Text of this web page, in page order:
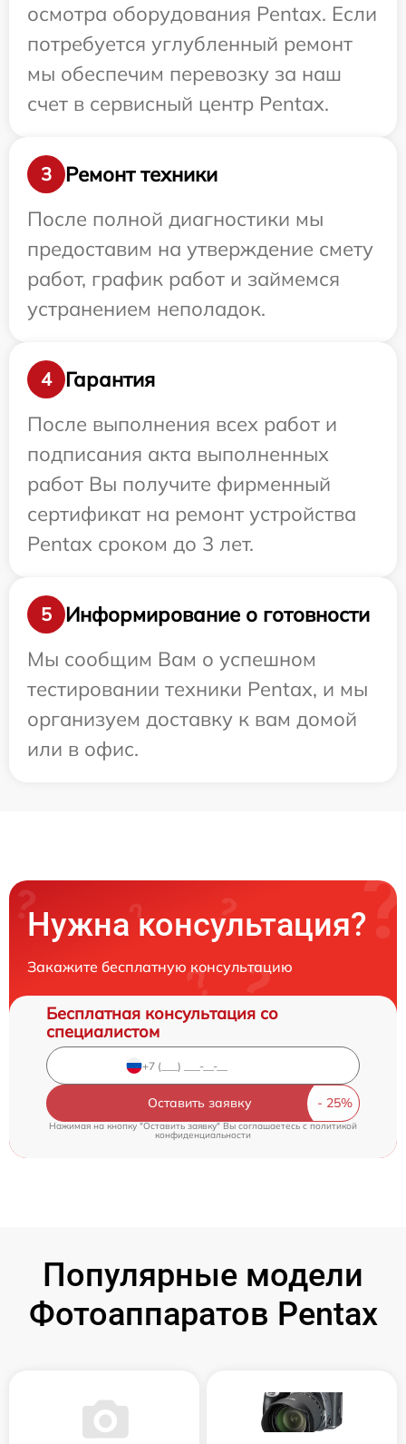
осмотра оборудования Pentax. Если
потребуется углубленный ремонт
мы обеспечим перевозку за наш
счет в сервисный центр Pentax.
3
Ремонт техники
После полной диагностики мы
предоставим на утверждение смету
работ, график работ и займемся
устранением неполадок.
4
Гарантия
После выполнения всех работ и
подписания акта выполненных
работ Вы получите фирменный
сертификат на ремонт устройства
Pentax сроком до 3 лет.
5
Информирование о готовности
Мы сообщим Вам о успешном
тестировании техники Pentax, и мы
организуем доставку к вам домой
или в офис.
Нужна консультация?
Закажите бесплатную консультацию
Бесплатная консультация со
специалистом
Оставить заявку
Нажимая на кнопку "Оставить заявку" Вы соглашаетесь cполитикой
конфиденциальности
Популярные модели
Фотоаппаратов Pentax